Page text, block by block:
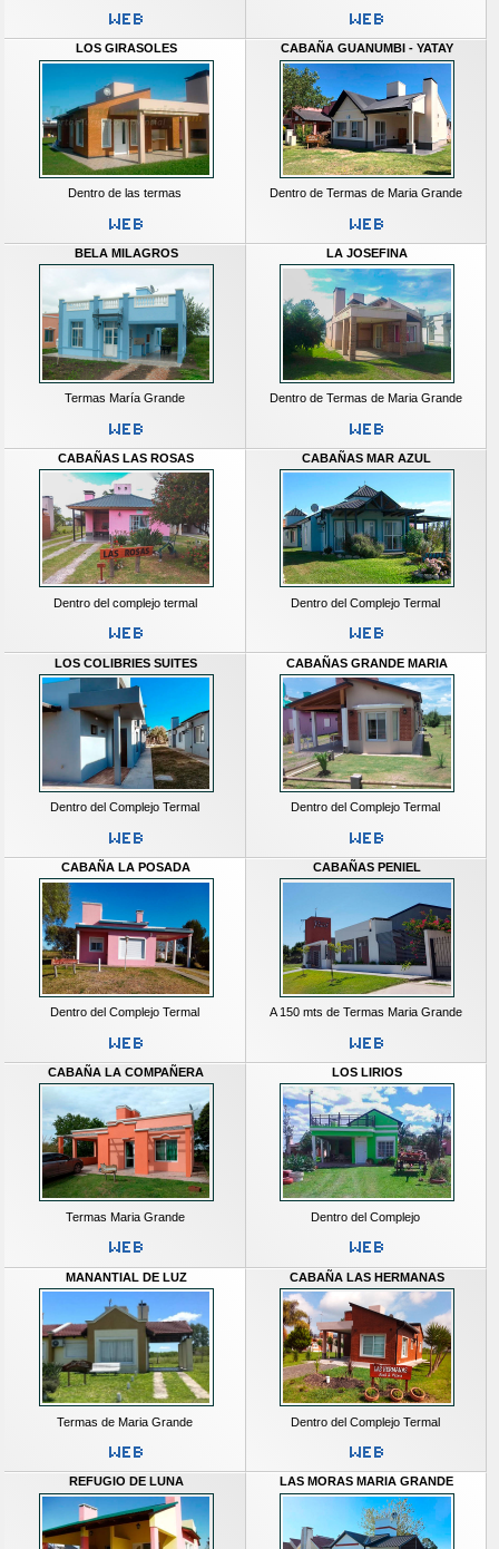
LOS GIRASOLES
Dentro de las termas
CABAÑA GUANUMBI - YATAY
Dentro de Termas de Maria Grande
BELA MILAGROS
Termas María Grande
LA JOSEFINA
Dentro de Termas de Maria Grande
CABAÑAS LAS ROSAS
Dentro del complejo termal
CABAÑAS MAR AZUL
Dentro del Complejo Termal
LOS COLIBRIES SUITES
Dentro del Complejo Termal
CABAÑAS GRANDE MARIA
Dentro del Complejo Termal
CABAÑA LA POSADA
Dentro del Complejo Termal
CABAÑAS PENIEL
A 150 mts de Termas Maria Grande
CABAÑA LA COMPAÑERA
Termas Maria Grande
LOS LIRIOS
Dentro del Complejo
MANANTIAL DE LUZ
Termas de Maria Grande
CABAÑA LAS HERMANAS
Dentro del Complejo Termal
REFUGIO DE LUNA LAS MORAS MARIA GRANDE